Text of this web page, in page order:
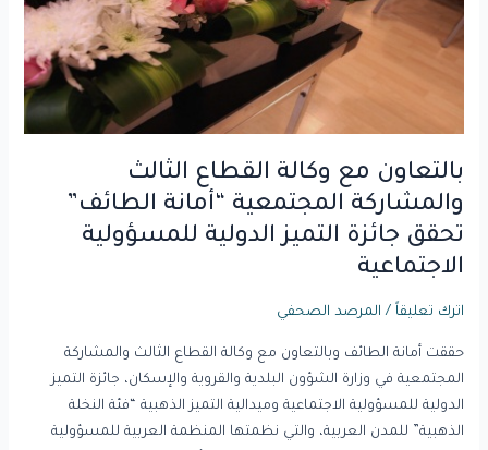
بالتعاون مع وكالة القطاع الثالث
والمشاركة المجتمعية “أمانة الطائف”
تحقق جائزة التميز الدولية للمسؤولية
الاجتماعية
اترك تعليقاً / المرصد الصحفي
حققت أمانة الطائف وبالتعاون مع وكالة القطاع الثالث والمشاركة
المجتمعية في وزارة الشؤون البلدية والقروية والإسكان، جائزة التميز
الدولية للمسؤولية الاجتماعية وميدالية التميز الذهبية “فئة النخلة
الذهبية” للمدن العربية، والتي نظمتها المنظمة العربية للمسؤولية
الثالث
والمشاركة
جائزة
التميز
الدولية
للمسؤولية
الاجتماعية